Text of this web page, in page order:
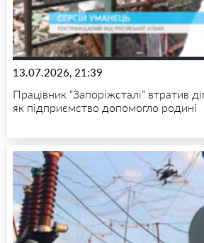
13.07.2026, 21:39
Працівник “Запоріжсталі” втратив
як підприємство допомогло родині